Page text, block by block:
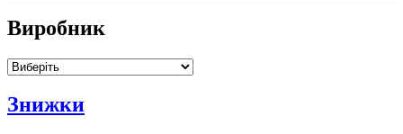
Виробник
Знижки